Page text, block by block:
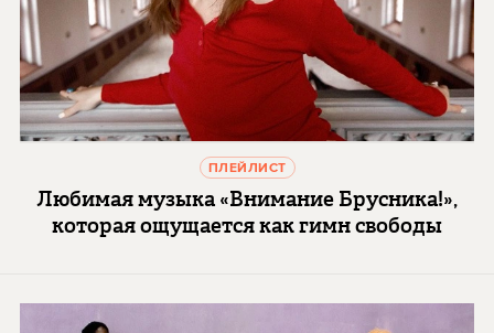
ПЛЕЙЛИСТ
Любимая музыка «Внимание Брусника!»,
которая ощущается как гимн свободы